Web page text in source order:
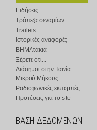
Ειδήσεις
Τράπεζα σεναρίων
Trailers
Ιστορικές αναφορές
ΒΗΜΑτάκια
Ξέρετε ότι...
Διάσημοι στην Ταινία
Μικρού Μήκους
Ραδιοφωνικές εκπομπές
Προτάσεις για το site
ΒΑΣΗ ΔΕΔΟΜΕΝΩΝ